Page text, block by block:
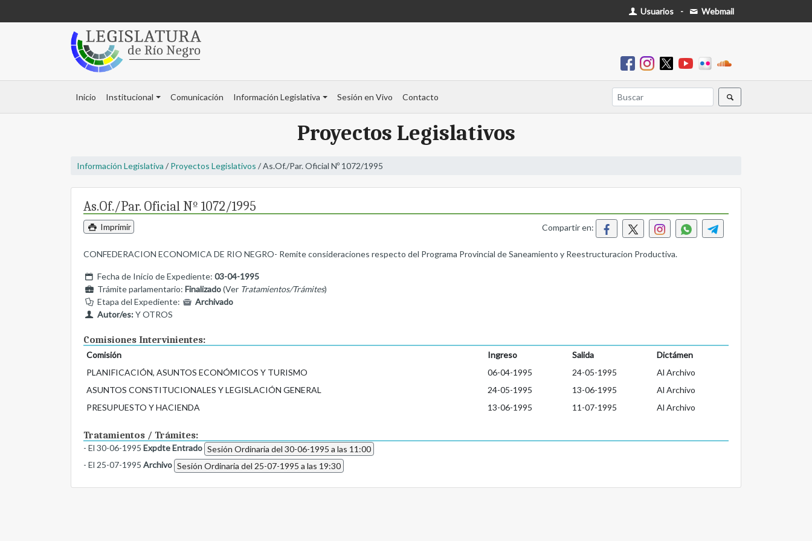
Usuarios - Webmail
Inicio Institucional Comunicación Información Legislativa Sesión en Vivo Contacto
Proyectos Legislativos
Información Legislativa / Proyectos Legislativos / As.Of./Par. Oficial Nº 1072/1995
As.Of./Par. Oficial Nº 1072/1995
Imprimir Compartir en:
CONFEDERACION ECONOMICA DE RIO NEGRO- Remite consideraciones respecto del Programa Provincial de Saneamiento y Reestructuracion Productiva.
Fecha de Inicio de Expediente: 03-04-1995
Trámite parlamentario: Finalizado(Ver Tratamientos/Trámites)
Etapa del Expediente:
Archivado
Autor/es:Y OTROS
Comisiones Intervinientes:
Comisión Ingreso Salida
Dictámen
PLANIFICACIÓN, ASUNTOS ECONÓMICOS Y TURISMO
06-04-1995 24-05-1995
Al Archivo
ASUNTOS CONSTITUCIONALES Y LEGISLACIÓN GENERAL
24-05-1995 13-06-1995
Al Archivo
PRESUPUESTO Y HACIENDA
13-06-1995 11-07-1995 Al Archivo
Tratamientos / Trámites:
- El 30-06-1995 Expdte Entrado Sesión Ordinaria del 30-06-1995 a las 11:00
- El 25-07-1995 Archivo Sesión Ordinaria del 25-07-1995 a las 19:30